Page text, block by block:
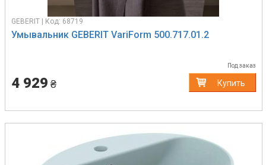
GEBERIT | Код: 68719
Умывальник GEBERIT VariForm 500.717.01.2
Под заказ
4 929 ₴ Купить